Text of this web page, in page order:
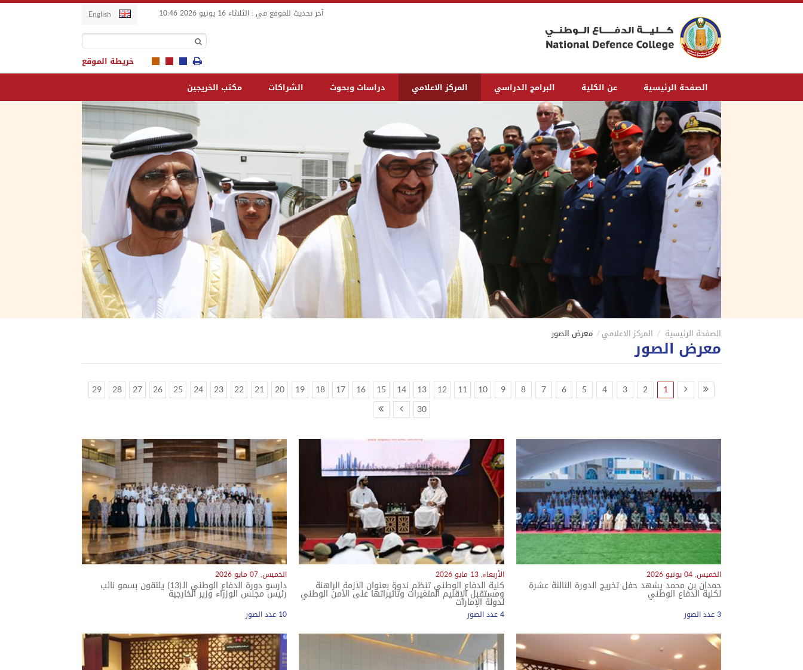
آخر تحديث للموقع في : الثلاثاء 16 يونيو 2026 10:46
English
خريطة الموقع
الصفحة الرئيسية
عن الكلية البرامج الدراسي المركز الاعلامي دراسات وبحوث الشراكات مكتب الخريجين
الصفحة الرئيسية المركز الاعلامي معرض الصور
معرض الصور
1
2
3
4
5
6
7
8
9
10
11
12
13
14
15
16
17
18
19
20
21
22
23
24
25
26
27
28
29
30
الخميس, 04 يونيو 2026
حمدان بن محمد يشهد حفل تخريج الدورة الثالثة عشرة
لكلية الدفاع الوطني
3 عدد الصور
الأربعاء, 13 مايو 2026
كلية الدفاع الوطني تنظم ندوة بعنوان الأزمة الراهنة
ومستقبل الإقليم المتغيرات وتأثيراتها على الأمن الوطني
لدولة الإمارات
4 عدد الصور
الخميس, 07 مايو 2026
دارسو دورة الدفاع الوطني الـ(13) يلتقون بسمو نائب
رئيس مجلس الوزراء وزير الخارجية
10 عدد الصور